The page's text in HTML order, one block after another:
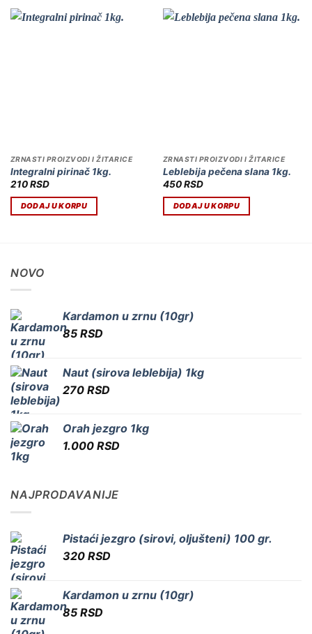
ZRNASTI PROIZVODI I ŽITARICE
Integralni pirinač 1kg.
210RSD
DODAJ U KORPU
ZRNASTI PROIZVODI I ŽITARICE
Leblebija pečena slana 1kg.
450RSD
DODAJ U KORPU
NOVO
Kardamon u zrnu (10gr)
85 RSD
Naut (sirova leblebija) 1kg
270 RSD
Orah jezgro 1kg
1.000 RSD
NAJPRODAVANIJE
Pistaći jezgro (sirovi, oljušteni) 100 gr.
320 RSD
Kardamon u zrnu (10gr)
85 RSD